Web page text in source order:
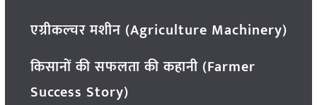
एग्रीकल्चर मशीन (Agriculture Machinery)
किसानों की सफलता की कहानी (Farmer
Success Story)